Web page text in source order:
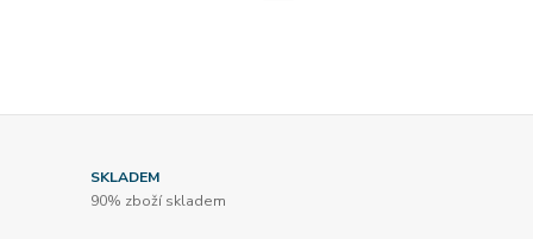
SKLADEM
90% zboží skladem